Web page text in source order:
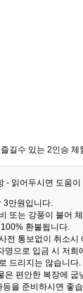
길수 있는 2인승 체
- 읽어두시면 도움
3만원입니다.
또는 강풍이 불어
환불됩니다.
전 통보없이 취소시
명으로 입금 시 저희
드리지는 않습니다.
은 편안한 복장에 굽
등을 준비하시면 좋